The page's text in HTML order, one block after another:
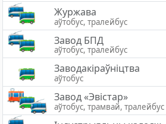
Журжава
аўтобус, тралейбус
Завод БПД
аўтобус, тралейбус
Заводакіраўніцтва
аўтобус
Завод «Эвістар»
аўтобус, трамвай, тралейбус